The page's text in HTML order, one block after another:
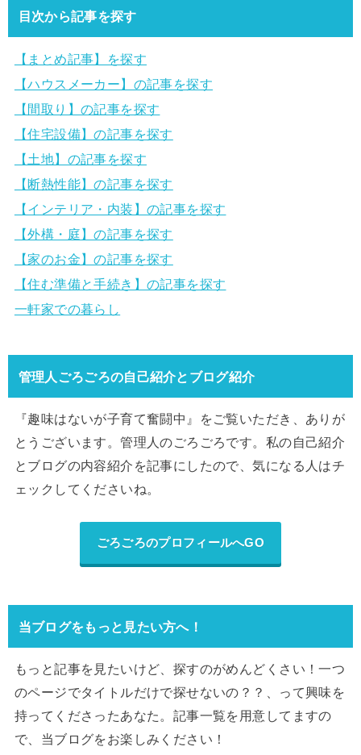
目次から記事を探す
【まとめ記事】を探す
【ハウスメーカー】の記事を探す
【間取り】の記事を探す
【住宅設備】の記事を探す
【土地】の記事を探す
【断熱性能】の記事を探す
【インテリア・内装】の記事を探す
【外構・庭】の記事を探す
【家のお金】の記事を探す
【住む準備と手続き】の記事を探す
一軒家での暮らし
管理人ごろごろの自己紹介とブログ紹介
『趣味はないが子育て奮闘中』をご覧いただき、ありが
とうございます。管理人のごろごろです。私の自己紹介
とブログの内容紹介を記事にしたので、気になる人はチ
ェックしてくださいね。
ごろごろのプロフィールへGO
当ブログをもっと見たい方へ！
もっと記事を見たいけど、探すのがめんどくさい！一つ
のページでタイトルだけで探せないの？？、って興味を
持ってくださったあなた。記事一覧を用意してますの
で、当ブログをお楽しみください！